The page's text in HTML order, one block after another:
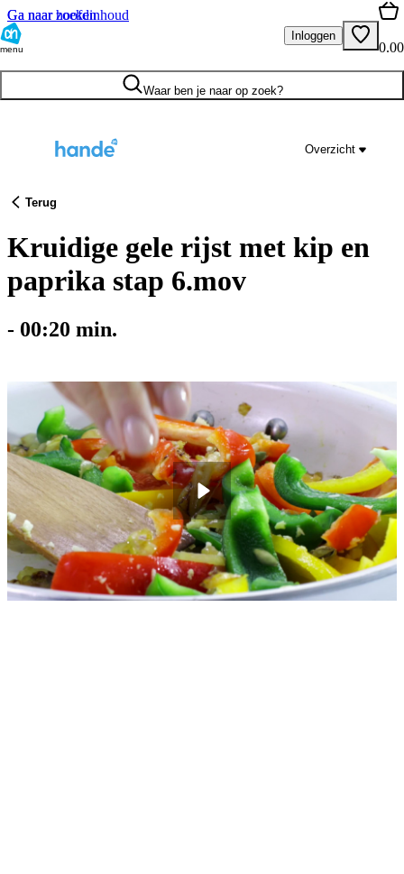
Ga naar hoofdinhoud
Ga naar zoeken
menu
Inloggen
0.00
Waar ben je naar op zoek?
Overzicht
Terug
Kruidige gele rijst met kip en
paprika stap 6.mov
- 00:20 min.